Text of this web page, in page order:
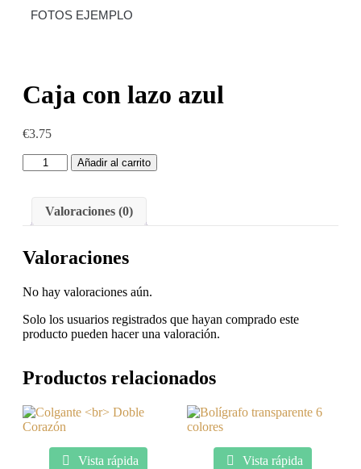
FOTOS EJEMPLO
Caja con lazo azul
€3.75
Añadir al carrito
Valoraciones (0)
Valoraciones
No hay valoraciones aún.
Solo los usuarios registrados que hayan comprado este
producto pueden hacer una valoración.
Productos relacionados
Vista rápida Vista rápida